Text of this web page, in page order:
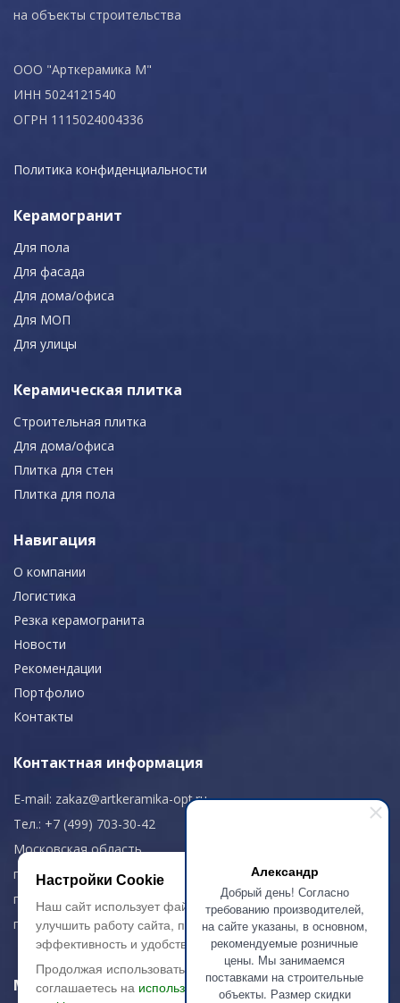
Александр
Добрый день! Согласно
требованию производителей,
на сайте указаны, в основном,
рекомендуемые розничные
цены. Мы занимаемся
поставками на строительные
объекты. Размер скидки
на объекты строительства
ООО "Арткерамика М"
ИНН 5024121540
ОГРН 1115024004336
Политика конфиденциальности
Керамогранит
Для пола
Для фасада
Для дома/офиса
Для МОП
Для улицы
Керамическая плитка
Строительная плитка
Для дома/офиса
Плитка для стен
Плитка для пола
Навигация
О компании
Логистика
Резка керамогранита
Новости
Рекомендации
Портфолио
Контакты
Контактная информация
E-mail: zakaz@artkeramika-opt.ru
Тел.: +7 (499) 703-30-42
Московская область,
г. Красногорск
пн-чт: 09.00-18.00
пт: 09.00-17.00
Мы в соц. сетях
Настройки Cookie
Наш сайт использует файлы cookie, чтобы
улучшить работу сайта, повысить его
эффективность и удобство.
Продолжая использовать сайт, вы
соглашаетесь на использование файлов